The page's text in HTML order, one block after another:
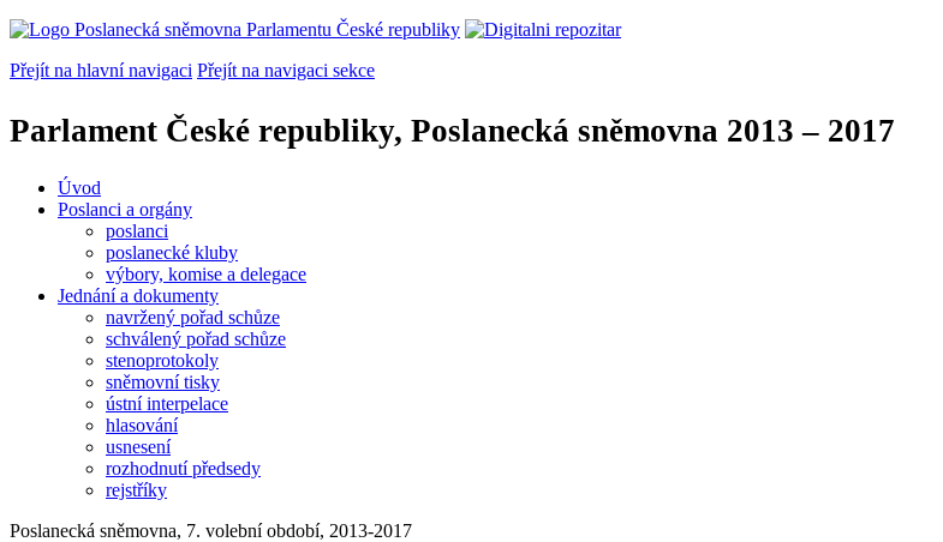
Přejít na hlavní navigaci Přejít na navigaci sekce
Parlament České republiky, Poslanecká sněmovna 2013 – 2017
Úvod
Poslanci a orgány
poslanci
poslanecké kluby
výbory, komise a delegace
Jednání a dokumenty
navržený pořad schůze
schválený pořad schůze
stenoprotokoly
sněmovní tisky
ústní interpelace
hlasování
usnesení
rozhodnutí předsedy
rejstříky
Poslanecká sněmovna, 7. volební období, 2013-2017